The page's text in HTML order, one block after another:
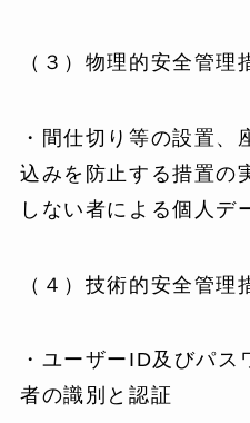
（３）物理的安全管理
・間仕切り等の設置、
込みを防止する措置の
しない者による個人デ
（４）技術的安全管理
・ユーザーID及びパス
者の識別と認証